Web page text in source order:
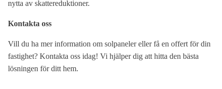
nytta av skattereduktioner.
Kontakta oss
Vill du ha mer information om solpaneler eller få en offert för din
fastighet? Kontakta oss idag! Vi hjälper dig att hitta den bästa
lösningen för ditt hem.